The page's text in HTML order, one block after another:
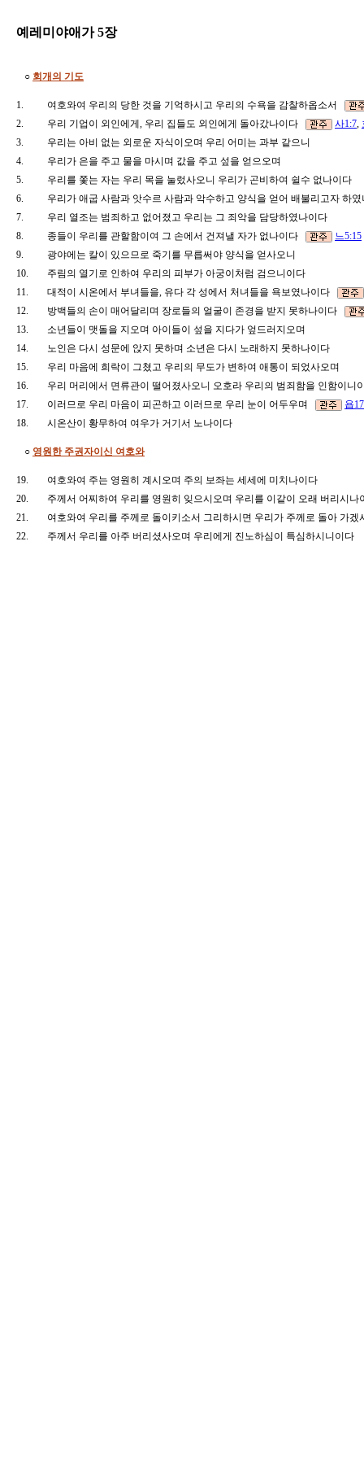
예레미야애가 5장
○ 회개의 기도
1.
여호와여 우리의 당한 것을 기억하시고 우리의 수욕을 감찰하옵소서
2.
우리 기업이 외인에게, 우리 집들도 외인에게 돌아갔나이다 사1:7,
3.
우리는 아비 없는 외로운 자식이오며 우리 어미는 과부 같으니
4.
우리가 은을 주고 물을 마시며 값을 주고 섶을 얻으오며
5.
우리를 쫓는 자는 우리 목을 눌렀사오니 우리가 곤비하여 쉴수 없나이다
6.
우리가 애굽 사람과 앗수르 사람과 악수하고 양식을 얻어 배불리고자 하
7.
우리 열조는 범죄하고 없어졌고 우리는 그 죄악을 담당하였나이다
8.
종들이 우리를 관할함이여 그 손에서 건져낼 자가 없나이다
느5:15
9.
광야에는 칼이 있으므로 죽기를 무릅써야 양식을 얻사오니
10.
주림의 열기로 인하여 우리의 피부가 아궁이처럼 검으니이다
11.
대적이 시온에서 부녀들을, 유다 각 성에서 처녀들을 욕보였나이다
12.
방백들의 손이 매어달리며 장로들의 얼굴이 존경을 받지 못하나이다
13.
소년들이 맷돌을 지오며 아이들이 섶을 지다가 엎드러지오며
14.
노인은 다시 성문에 앉지 못하며 소년은 다시 노래하지 못하나이다
15.
우리 마음에 희락이 그쳤고 우리의 무도가 변하여 애통이 되었사오며
16.
우리 머리에서 면류관이 떨어졌사오니 오호라 우리의 범죄함을 인함이
17.
이러므로 우리 마음이 피곤하고 이러므로 우리 눈이 어두우며
욥
18.
시온산이 황무하여 여우가 거기서 노나이다
○ 영원한 주권자이신 여호와
19.
여호와여 주는 영원히 계시오며 주의 보좌는 세세에 미치나이다
20.
주께서 어찌하여 우리를 영원히 잊으시오며 우리를 이같이 오래 버리시
21.
여호와여 우리를 주께로 돌이키소서 그리하시면 우리가 주께로 돌아 가
22.
주께서 우리를 아주 버리셨사오며 우리에게 진노하심이 특심하시니이다